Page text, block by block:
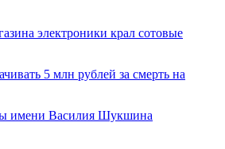
электроники крал сотовые
5 млн рублей за смерть на
имени Василия Шукшина